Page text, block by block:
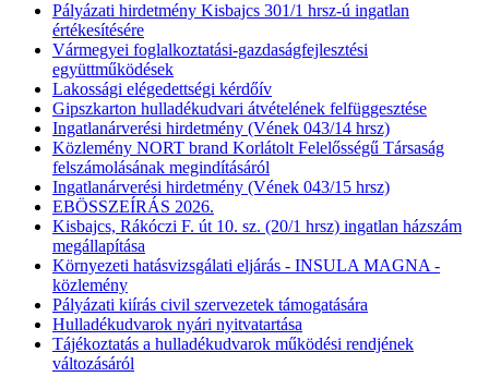
Pályázati hirdetmény Kisbajcs 301/1 hrsz-ú ingatlan
értékesítésére
Vármegyei foglalkoztatási-gazdaságfejlesztési
együttműködések
Lakossági elégedettségi kérdőív
Gipszkarton hulladékudvari átvételének felfüggesztése
Ingatlanárverési hirdetmény (Vének 043/14 hrsz)
Közlemény NORT brand Korlátolt Felelősségű Társaság
felszámolásának megindításáról
Ingatlanárverési hirdetmény (Vének 043/15 hrsz)
EBÖSSZEÍRÁS 2026.
Kisbajcs, Rákóczi F. út 10. sz. (20/1 hrsz) ingatlan házszám
megállapítása
Környezeti hatásvizsgálati eljárás - INSULA MAGNA -
közlemény
Pályázati kiírás civil szervezetek támogatására
Hulladékudvarok nyári nyitvatartása
Tájékoztatás a hulladékudvarok működési rendjének
változásáról